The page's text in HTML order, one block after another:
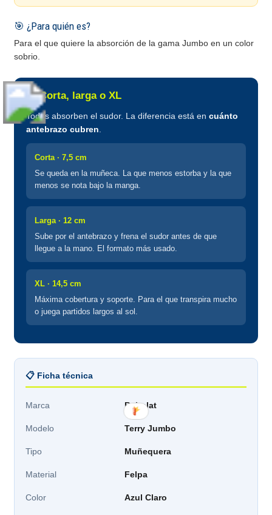
🎯 ¿Para quién es?
Para el que quiere la absorción de la gama Jumbo en un color
sobrio.
📏 Corta, larga o XL
Todas absorben el sudor. La diferencia está encuánto
antebrazo cubren.
Corta · 7,5 cm
Se queda en la muñeca. La que menos estorba y la que
menos se nota bajo la manga.
Larga · 12 cm
Sube por el antebrazo y frena el sudor antes de que
llegue a la mano. El formato más usado.
XL · 14,5 cm
Máxima cobertura y soporte. Para el que transpira mucho
o juega partidos largos al sol.
📋 Ficha técnica
Marca Babolat
Modelo Terry Jumbo
Tipo Muñequera
Material Felpa
Color Azul Claro